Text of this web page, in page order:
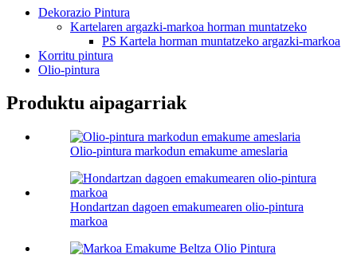
Dekorazio Pintura
Kartelaren argazki-markoa horman muntatzeko
PS Kartela horman muntatzeko argazki-markoa
Korritu pintura
Olio-pintura
Produktu aipagarriak
Olio-pintura markodun emakume ameslaria
Hondartzan dagoen emakumearen olio-pintura
markoa